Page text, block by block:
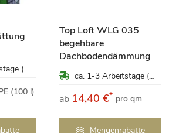
ca. 1-3 Arbeitstage (Mo-Fr)
(100 l)
Top Loft WLG 035
begehbare
Dachbodendämmung
ca. 1-3 Arbeitstage (Mo-Fr)
ab 14,40 €* pro qm
Mengenrabatte